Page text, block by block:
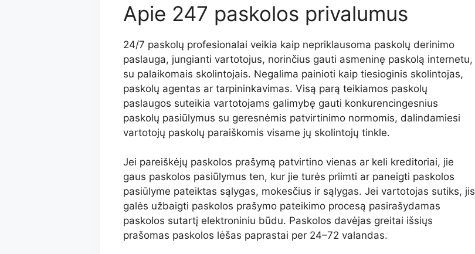
Apie 247 paskolos privalumus
24/7 paskolų profesionalai veikia kaip nepriklausoma paskolų derinimo
paslauga, jungianti vartotojus, norinčius gauti asmeninę paskolą internetu,
su palaikomais skolintojais. Negalima painioti kaip tiesioginis skolintojas,
paskolų agentas ar tarpininkavimas. Visą parą teikiamos paskolų
paslaugos suteikia vartotojams galimybę gauti konkurencingesnius
paskolų pasiūlymus su geresnėmis patvirtinimo normomis, dalindamiesi
vartotojų paskolų paraiškomis visame jų skolintojų tinkle.
Jei pareiškėjų paskolos prašymą patvirtino vienas ar keli kreditoriai, jie
gaus paskolos pasiūlymus ten, kur jie turės priimti ar paneigti paskolos
pasiūlyme pateiktas sąlygas, mokesčius ir sąlygas. Jei vartotojas sutiks, jis
galės užbaigti paskolos prašymo pateikimo procesą pasirašydamas
paskolos sutartį elektroniniu būdu. Paskolos davėjas greitai išsiųs
prašomas paskolos lėšas paprastai per 24–72 valandas.